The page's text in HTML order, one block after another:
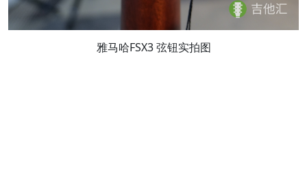
雅马哈FSX3 弦钮实拍图